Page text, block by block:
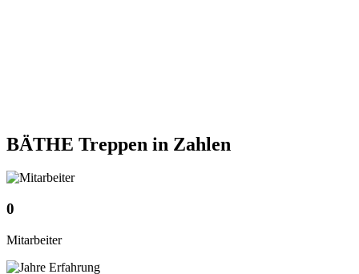
BÄTHE Treppen in Zahlen
0
Mitarbeiter